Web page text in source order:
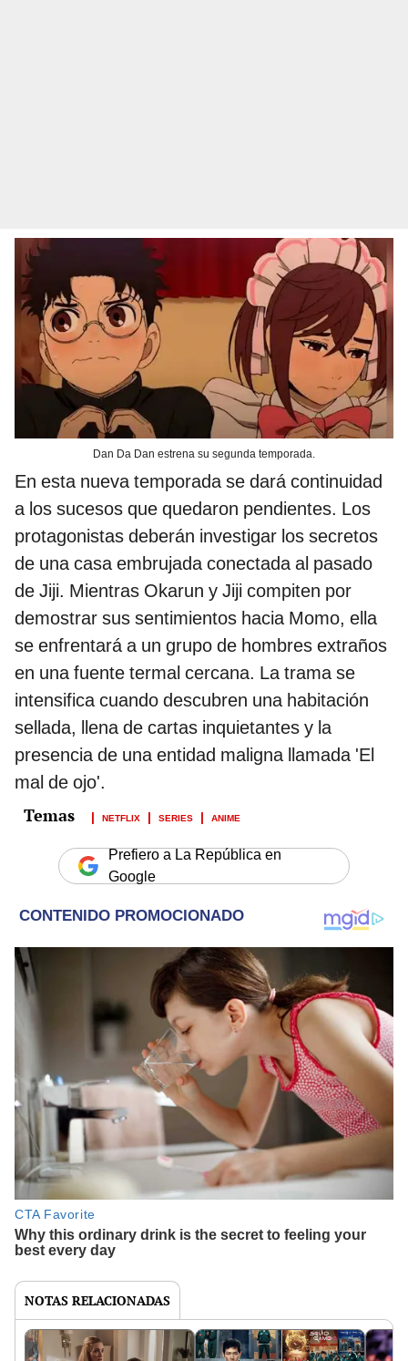
Dan Da Dan estrena su segunda temporada.
En esta nueva temporada se dará continuidad
a los sucesos que quedaron pendientes. Los
protagonistas deberán investigar los secretos
de una casa embrujada conectada al pasado
de Jiji. Mientras Okarun y Jiji compiten por
demostrar sus sentimientos hacia Momo, ella
se enfrentará a un grupo de hombres extraños
en una fuente termal cercana. La trama se
intensifica cuando descubren una habitación
sellada, llena de cartas inquietantes y la
presencia de una entidad maligna llamada 'El
mal de ojo'.
NETFLIX SERIES ANIME
Prefiero a La República en
Google
NOTAS RELACIONADAS